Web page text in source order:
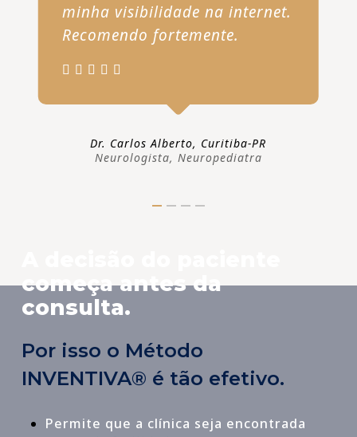
minha visibilidade na internet.
Recomendo fortemente.
Dr. Carlos Alberto, Curitiba-PR
Neurologista, Neuropediatra
começa antes da
consulta.
Por isso o Método
INVENTIVA® é tão efetivo.
Permite que a clínica seja encontrada